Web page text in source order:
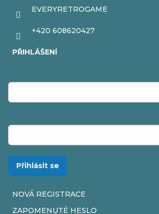
EVERYRETROGAME
+420 608620427
PŘIHLÁŠENÍ
Přihlásit se
NOVÁ REGISTRACE
ZAPOMENUTÉ HESLO